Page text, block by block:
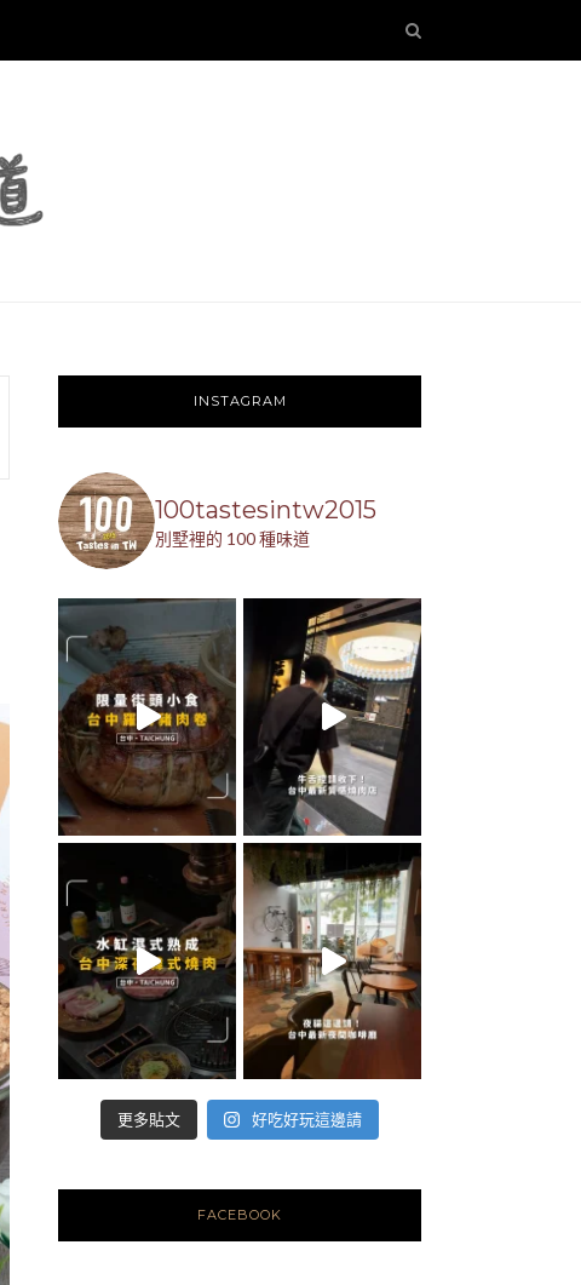
INSTAGRAM
100tastesintw2015
別墅裡的 100 種味道
更多貼文 好吃好玩這邊請
FACEBOOK